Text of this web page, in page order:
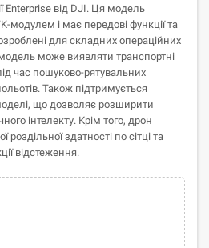
Enterprise від DJI. Ця модель
модулем і має передові функції та
для складних операційних
може виявляти транспортні
час пошуково-рятувальних
Також підтримується
що дозволяє розширити
інтелекту. Крім того, дрон
здатності по сітці та
відстеження.